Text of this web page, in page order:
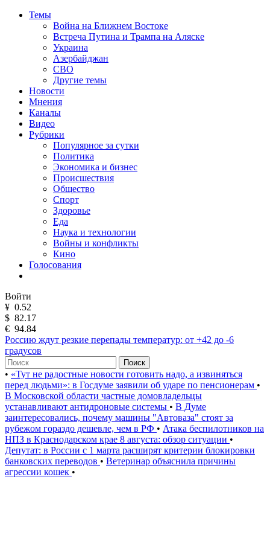
Темы
Война на Ближнем Востоке
Встреча Путина и Трампа на Аляске
Украина
Азербайджан
СВО
Другие темы
Новости
Мнения
Каналы
Видео
Рубрики
Популярное за сутки
Политика
Экономика и бизнес
Происшествия
Общество
Спорт
Здоровье
Еда
Наука и технологии
Войны и конфликты
Кино
Голосования
Войти
¥ 0.52
$ 82.17
€ 94.84
Россию ждут резкие перепады температур: от +42 до -6
градусов
Поиск
• «Тут не радостные новости готовить надо, а извиняться
перед людьми»: в Госдуме заявили об ударе по пенсионерам •
В Московской области частные домовладельцы
устанавливают антидроновые системы • В Думе
заинтересовались, почему машины "Автоваза" стоят за
рубежом гораздо дешевле, чем в РФ • Атака беспилотников на
НПЗ в Краснодарском крае 8 августа: обзор ситуации •
Депутат: в России с 1 марта расширят критерии блокировки
банковских переводов • Ветеринар объяснила причины
агрессии кошек •